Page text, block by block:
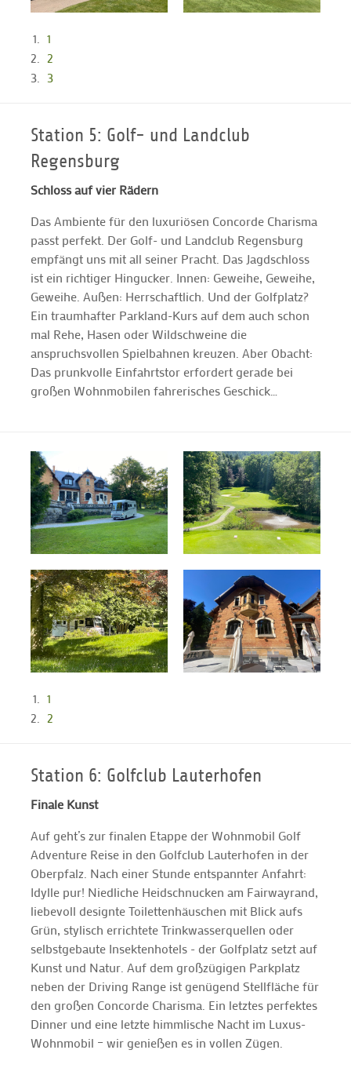
1
2
3
Station 5: Golf- und Landclub
Regensburg
Schloss auf vier Rädern
Das Ambiente für den luxuriösen Concorde Charisma
passt perfekt. Der Golf- und Landclub Regensburg
empfängt uns mit all seiner Pracht. Das Jagdschloss
ist ein richtiger Hingucker. Innen: Geweihe, Geweihe,
Geweihe. Außen: Herrschaftlich. Und der Golfplatz?
Ein traumhafter Parkland-Kurs auf dem auch schon
mal Rehe, Hasen oder Wildschweine die
anspruchsvollen Spielbahnen kreuzen. Aber Obacht:
Das prunkvolle Einfahrtstor erfordert gerade bei
großen Wohnmobilen fahrerisches Geschick…
1
2
Station 6: Golfclub Lauterhofen
Finale Kunst
Auf geht’s zur finalen Etappe der Wohnmobil Golf
Adventure Reise in den Golfclub Lauterhofen in der
Oberpfalz. Nach einer Stunde entspannter Anfahrt:
Idylle pur! Niedliche Heidschnucken am Fairwayrand,
liebevoll designte Toilettenhäuschen mit Blick aufs
Grün, stylisch errichtete Trinkwasserquellen oder
selbstgebaute Insektenhotels - der Golfplatz setzt auf
Kunst und Natur. Auf dem großzügigen Parkplatz
neben der Driving Range ist genügend Stellfläche für
den großen Concorde Charisma. Ein letztes perfektes
Dinner und eine letzte himmlische Nacht im Luxus-
Wohnmobil – wir genießen es in vollen Zügen.